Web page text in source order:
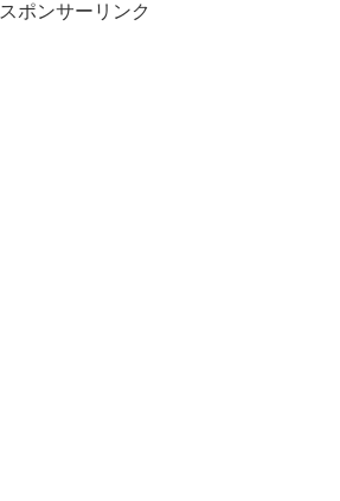
スポンサーリンク